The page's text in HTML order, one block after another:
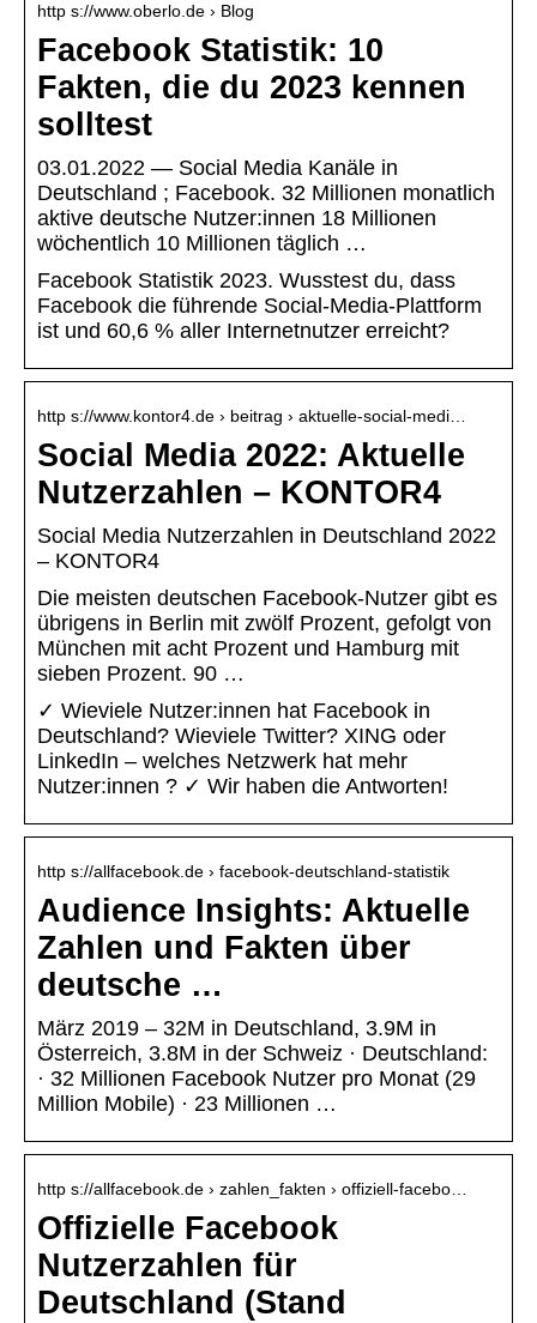
http s://www.oberlo.de › Blog
Facebook Statistik: 10
Fakten, die du 2023 kennen
solltest
03.01.2022 — Social Media Kanäle in
Deutschland ; Facebook. 32 Millionen monatlich
aktive deutsche Nutzer:innen 18 Millionen
wöchentlich 10 Millionen täglich …
Facebook Statistik 2023. Wusstest du, dass
Facebook die führende Social-Media-Plattform
ist und 60,6 % aller Internetnutzer erreicht?
http s://www.kontor4.de › beitrag › aktuelle-social-medi…
Social Media 2022: Aktuelle
Nutzerzahlen – KONTOR4
Social Media Nutzerzahlen in Deutschland 2022
– KONTOR4
Die meisten deutschen Facebook-Nutzer gibt es
übrigens in Berlin mit zwölf Prozent, gefolgt von
München mit acht Prozent und Hamburg mit
sieben Prozent. 90 …
✓ Wieviele Nutzer:innen hat Facebook in
Deutschland? Wieviele Twitter? XING oder
LinkedIn – welches Netzwerk hat mehr
Nutzer:innen ? ✓ Wir haben die Antworten!
http s://allfacebook.de › facebook-deutschland-statistik
Audience Insights: Aktuelle
Zahlen und Fakten über
deutsche …
März 2019 – 32M in Deutschland, 3.9M in
Österreich, 3.8M in der Schweiz · Deutschland:
· 32 Millionen Facebook Nutzer pro Monat (29
Million Mobile) · 23 Millionen …
http s://allfacebook.de › zahlen_fakten › offiziell-facebo…
Offizielle Facebook
Nutzerzahlen für
Deutschland (Stand